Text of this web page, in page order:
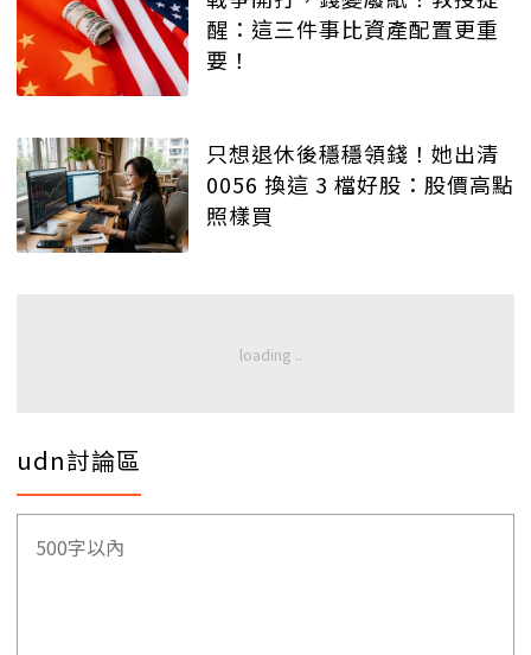
醒：這三件事比資產配置更重
要！
只想退休後穩穩領錢！她出清
0056 換這 3 檔好股：股價高點
照樣買
udn討論區